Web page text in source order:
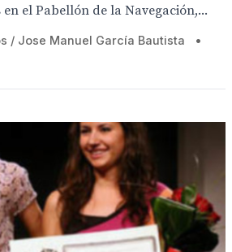
el Pabellón de la Navegación,...
/ Jose Manuel García Bautista
•